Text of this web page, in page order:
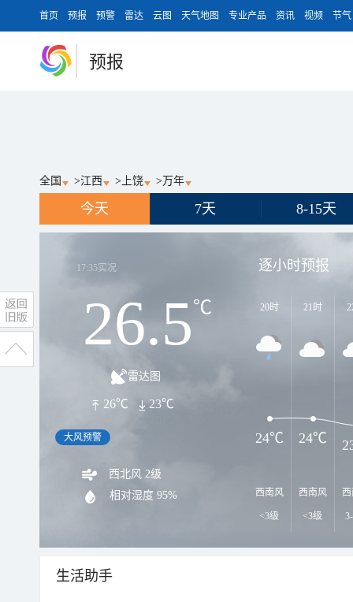
首页 预报 预警 雷达 云图 天气地图 专业产品 资讯 视频 节气
预报
全国 >江西 > 上饶 > 万年
今天 7天 8-15天
17:35实况
26.5℃
雷达图
26℃ 23℃
大风预警
西北风 2级
相对湿度 95%
逐小时预报
20时
西南风
<3级
21时
西南风
<3级
24℃ 24℃
生活助手